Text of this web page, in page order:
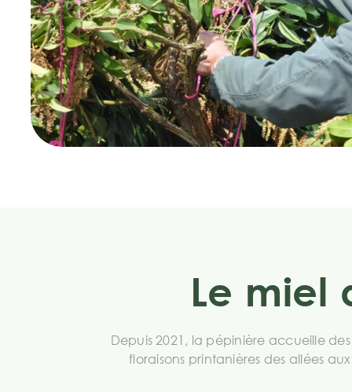
Le miel
Depuis 2021, la pépinière accueille
floraisons printanières des allées